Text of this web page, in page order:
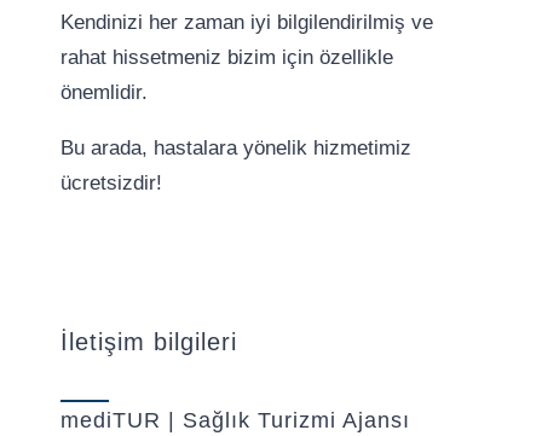
Kendinizi her zaman iyi bilgilendirilmiş ve
rahat hissetmeniz bizim için özellikle
önemlidir.
Bu arada, hastalara yönelik hizmetimiz
ücretsizdir!
İletişim bilgileri
mediTUR | Sağlık Turizmi Ajansı